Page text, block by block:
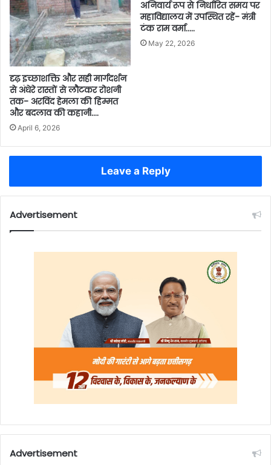
दृढ़ इच्छाशक्ति और सही मार्गदर्शन
से अंधेरे रास्तों से लौटकर रोशनी
तक- अरविंद हेमला की हिम्मत
और बदलाव की कहानी….
April 6, 2026
अनिवार्य रूप से निर्धारित समय पर
महाविद्यालय में उपस्थित रहें- मंत्री
टंक राम वर्मा…..
May 22, 2026
Leave a Reply
Advertisement
Advertisement